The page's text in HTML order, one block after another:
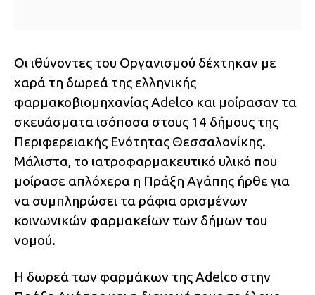
Οι ιθύνοντες του Οργανισμού δέχτηκαν με
χαρά τη δωρεά της ελληνικής
φαρμακοβιομηχανίας Adelco και μοίρασαν τα
σκευάσματα ισόποσα στους 14 δήμους της
Περιφερειακής Ενότητας Θεσσαλονίκης.
Μάλιστα, το ιατροφαρμακευτικό υλικό που
μοίρασε απλόχερα η Πράξη Αγάπης ήρθε για
να συμπληρώσει τα ράφια ορισμένων
κοινωνικών φαρμακείων των δήμων του
νομού.
Η δωρεά των φαρμάκων της Adelco στην